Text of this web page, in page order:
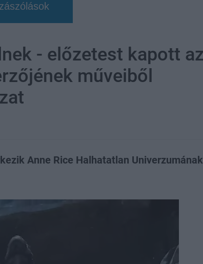
- előzetest kapott az
műveiből
Anne Rice Halhatatlan Univerzumának